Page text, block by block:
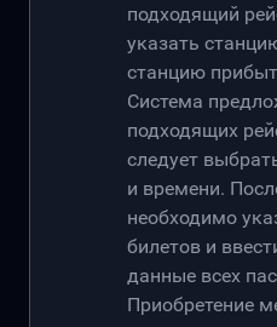
подходящий
указать
станцию
Система
подходящих
следует
и времени.
необходимо
билетов и
данные всех
Приобретение